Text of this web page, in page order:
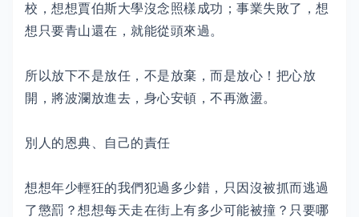
校，想想賈伯斯大學沒念照樣成功；事業失敗了，想
想只要青山還在，就能從頭來過。
所以放下不是放任，不是放棄，而是放心！把心放
開，將波瀾放進去，身心安頓，不再激盪。
別人的恩典、自己的責任
想想年少輕狂的我們犯過多少錯，只因沒被抓而逃過
了懲罰？想想每天走在街上有多少可能被撞？只要哪